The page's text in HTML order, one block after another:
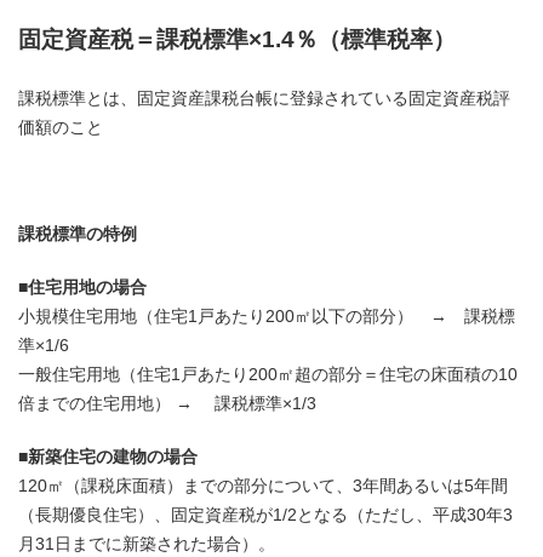
固定資産税＝課税標準×1.4％（標準税率）
課税標準とは、固定資産課税台帳に登録されている固定資産税評
価額のこと
課税標準の特例
■住宅用地の場合
小規模住宅用地（住宅1戸あたり200㎡以下の部分） → 課税標
準×1/6
一般住宅用地（住宅1戸あたり200㎡超の部分＝住宅の床面積の10
倍までの住宅用地） → 課税標準×1/3
■新築住宅の建物の場合
120㎡（課税床面積）までの部分について、3年間あるいは5年間
（長期優良住宅）、固定資産税が1/2となる（ただし、平成30年3
月31日までに新築された場合）。